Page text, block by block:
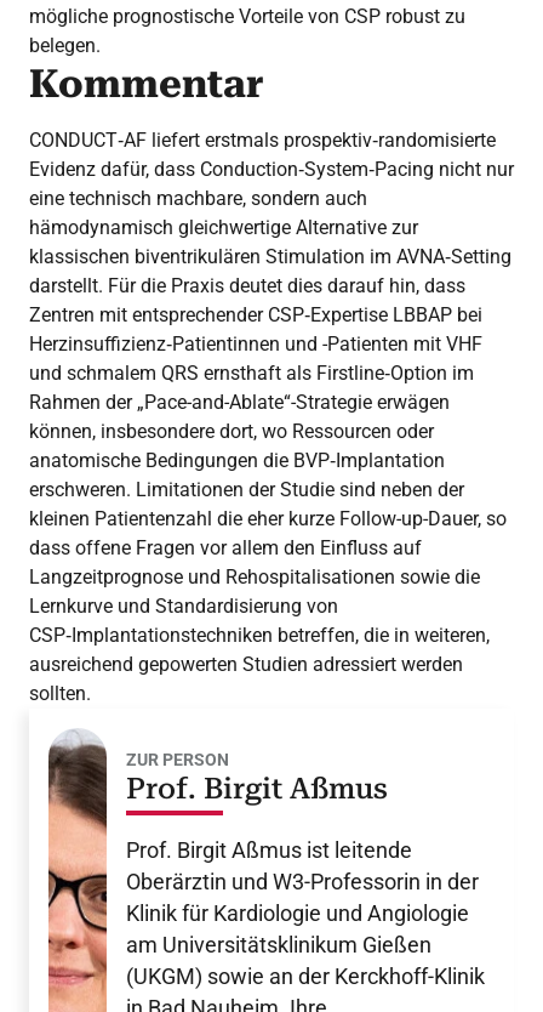
mögliche prognostische Vorteile von CSP robust zu
belegen.
Kommentar
CONDUCT‑AF liefert erstmals prospektiv‑randomisierte
Evidenz dafür, dass Conduction‑System‑Pacing nicht nur
eine technisch machbare, sondern auch
hämodynamisch gleichwertige Alternative zur
klassischen biventrikulären Stimulation im AVNA‑Setting
darstellt. Für die Praxis deutet dies darauf hin, dass
Zentren mit entsprechender CSP‑Expertise LBBAP bei
Herzinsuffizienz‑Patientinnen und -Patienten mit VHF
und schmalem QRS ernsthaft als Firstline‑Option im
Rahmen der „Pace-and-Ablate“-Strategie erwägen
können, insbesondere dort, wo Ressourcen oder
anatomische Bedingungen die BVP‑Implantation
erschweren. Limitationen der Studie sind neben der
kleinen Patientenzahl die eher kurze Follow-up-Dauer, so
dass offene Fragen vor allem den Einfluss auf
Langzeitprognose und Rehospitalisationen sowie die
Lernkurve und Standardisierung von
CSP‑Implantationstechniken betreffen, die in weiteren,
ausreichend gepowerten Studien adressiert werden
sollten.
ZUR PERSON
Prof. Birgit Aßmus
Prof. Birgit Aßmus ist leitende
Oberärztin und W3-Professorin in der
Klinik für Kardiologie und Angiologie
am Universitätsklinikum Gießen
(UKGM) sowie an der Kerckhoff-Klinik